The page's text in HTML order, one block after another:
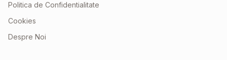
Politica de Confidentialitate
Cookies
Despre Noi